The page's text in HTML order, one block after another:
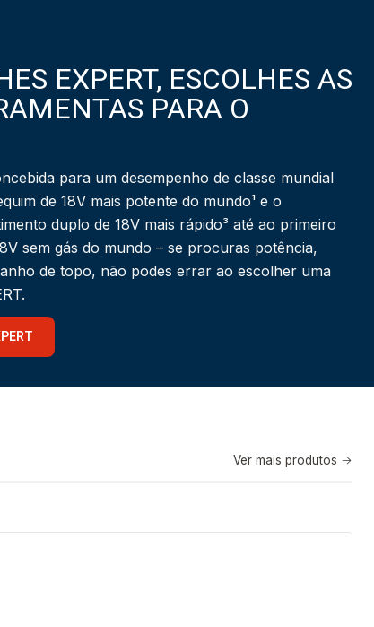
EXPERT, ESCOLHES AS
PARA O
para um desempenho de classe mundial
de 18V mais potente do mundo¹ e o
duplo de 18V mais rápido³ até ao primeiro
sem gás do mundo – se procuras potência,
de topo, não podes errar ao escolher uma
Ver mais produtos